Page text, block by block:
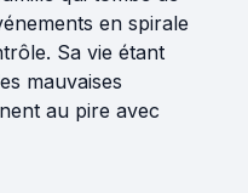
en spirale
Sa vie étant
mauvaises
au pire avec